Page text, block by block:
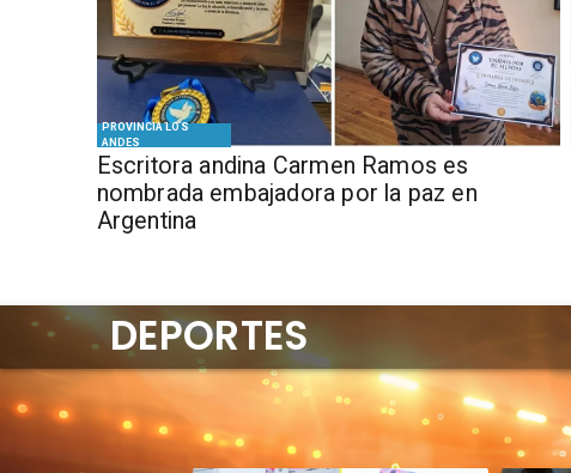
PROVINCIA LOS
ANDES
Escritora andina Carmen Ramos es
nombrada embajadora por la paz en
Argentina
DEPORTES